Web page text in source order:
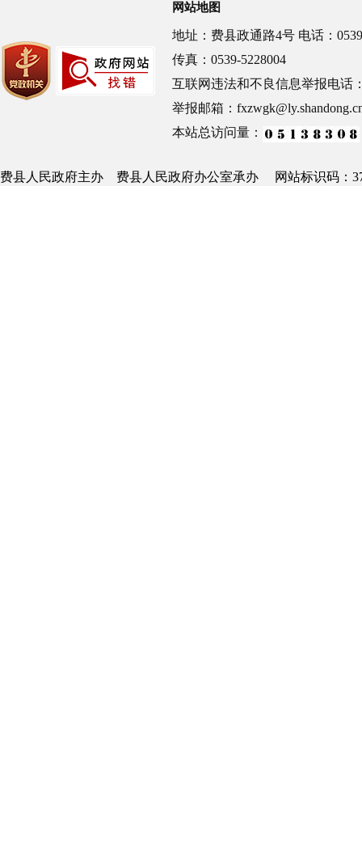
网站地图
地址：费县政通路4号 电话：
传真：0539-5228004
互联网违法和不良信息举报电话
举报邮箱：
本站总访问量：
费县人民政府主办 费县人民政府办公室承办 网站标识码：